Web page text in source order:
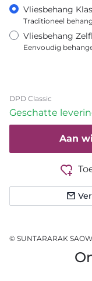
Vliesbehang
Traditioneel
Vliesbehang
Eenvoudig
DPD Classic
Geschatte
Aan
© SUNTARARAK